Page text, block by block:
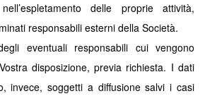
delle proprie attività,
responsabili esterni della Società.
eventuali responsabili cui vengono
disposizione, previa richiesta. I dati
invece, soggetti a diffusione salvi i casi